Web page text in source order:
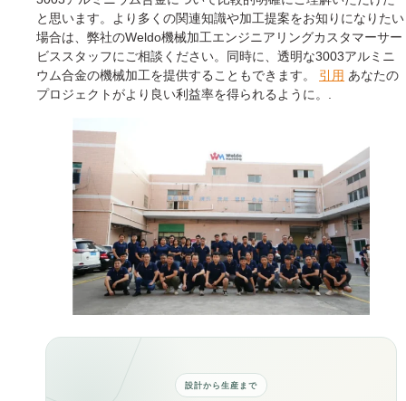
と思います。より多くの関連知識や加工提案をお知りになりたい
場合は、弊社のWeldo機械加工エンジニアリングカスタマーサー
ビススタッフにご相談ください。同時に、透明な3003アルミニ
ウム合金の機械加工を提供することもできます。 引用 あなたの
プロジェクトがより良い利益率を得られるように。.
設計から生産まで